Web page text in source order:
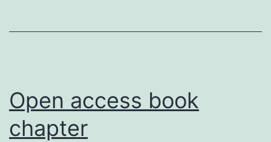
Open access book
chapter